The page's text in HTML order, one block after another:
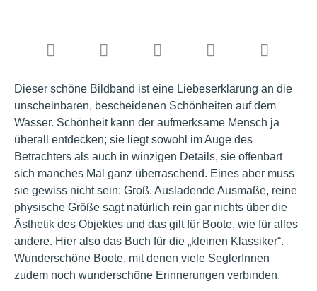
Dieser schöne Bildband ist eine Liebeserklärung an die
unscheinbaren, bescheidenen Schönheiten auf dem
Wasser. Schönheit kann der aufmerksame Mensch ja
überall entdecken; sie liegt sowohl im Auge des
Betrachters als auch in winzigen Details, sie offenbart
sich manches Mal ganz überraschend. Eines aber muss
sie gewiss nicht sein: Groß. Ausladende Ausmaße, reine
physische Größe sagt natürlich rein gar nichts über die
Ästhetik des Objektes und das gilt für Boote, wie für alles
andere. Hier also das Buch für die „kleinen Klassiker“.
Wunderschöne Boote, mit denen viele SeglerInnen
zudem noch wunderschöne Erinnerungen verbinden.